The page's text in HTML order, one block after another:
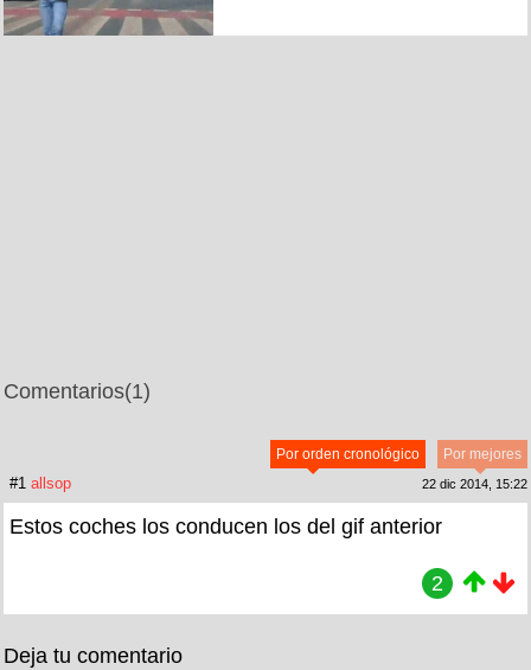
Comentarios(1)
Por mejores
Por orden cronológico
#1 allsop 22 dic 2014, 15:22
Estos coches los conducen los del gif anterior
2
Deja tu comentario